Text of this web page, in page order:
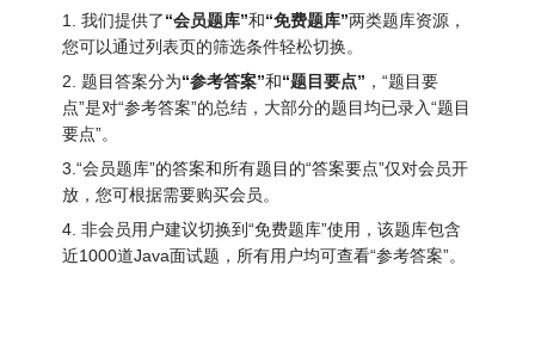
1. 我们提供了“会员题库”和“免费题库”两类题库资源，
您可以通过列表页的筛选条件轻松切换。
2. 题目答案分为“参考答案”和“题目要点” ，“题目要
点”是对“参考答案”的总结，大部分的题目均已录入“题目
要点”。
3.“会员题库”的答案和所有题目的“答案要点”仅对会员开
放，您可根据需要购买会员。
4. 非会员用户建议切换到“免费题库”使用，该题库包含
近1000道Java面试题 ，所有用户均可查看“参考答案”。